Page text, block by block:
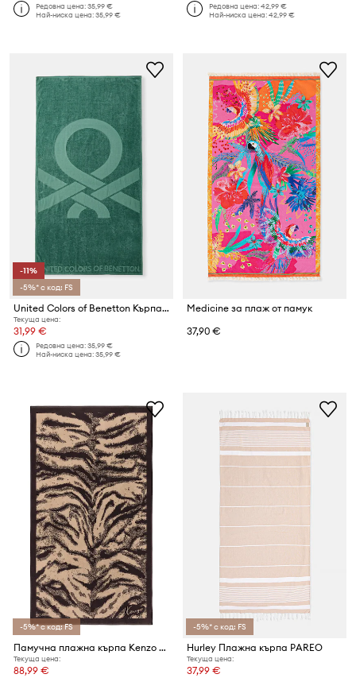
Редовна цена:35,99 €
Най-ниска цена:35,99 €
Редовна цена:42,99 €
Най-ниска цена:42,99 €
-11%
-5%* с код: FS
United Colors of Benetton Кърпа от памук
Текуща цена:
31,99 €
Редовна цена:35,99 €
Най-ниска цена:35,99 €
Medicine за плаж от памук
37,90 €
-5%* с код: FS
Памучна плажна кърпа Kenzo KFAUVE Naturel 90 x 160 cm
Текуща цена:
88,99 €
-5%* с код: FS
Hurley Плажна кърпа PAREO
Текуща цена:
37,99 €